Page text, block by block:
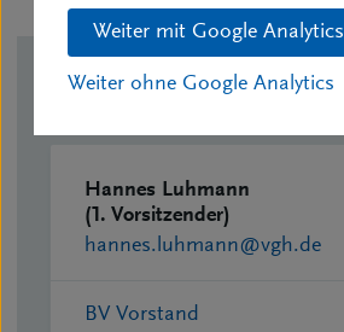
Weiter mit Google Analytics
Weiter ohne Google Analytics
Hannes Luhmann
(1. Vorsitzender)
hannes.luhmann@vgh.de
BV Vorstand